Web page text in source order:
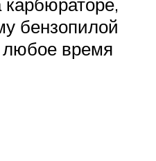
бензопилой
любое время